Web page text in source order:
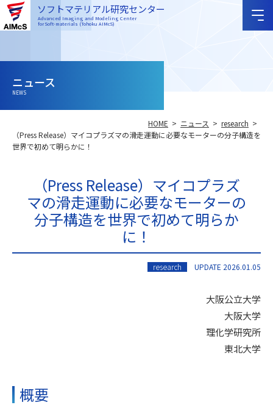
ソフトマテリアル研究センター
Advanced Imaging and Modeling Center
for Soft-materials (Tohoku AIMcS)
ニュース
NEWS
HOME ニュース
research
（Press Release）マイコプラズマの滑走運動に必要なモーターの分子構造を
世界で初めて明らかに！
（Press Release）マイコプラズ
マの滑走運動に必要なモーターの
分子構造を世界で初めて明らか
に！
research UPDATE 2026.01.05
大阪公立大学
大阪大学
理化学研究所
東北大学
概要